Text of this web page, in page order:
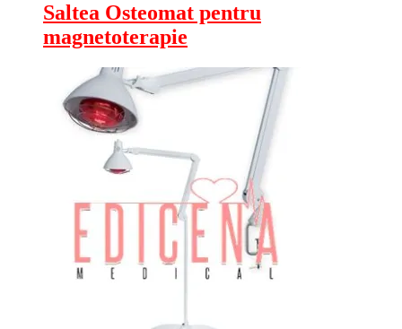
Saltea Osteomat pentru
magnetoterapie